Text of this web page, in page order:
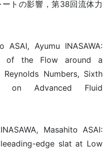
トの影響，第38回流体力
ASAI, Ayumu INASAWA:
of the Flow around a
Numbers, Sixth
on Advanced Fluid
Masahito ASAI:
edge slat at Low